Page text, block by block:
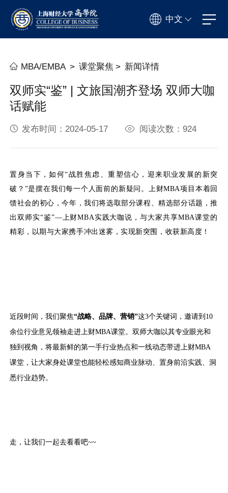
中文
MBA/EMBA > 课堂聚焦 > 新闻详情
双师实“鉴” | 文旅国潮齐登场 双师大咖
话赋能
发布时间：2024-05-17 阅读次数：924
置身当下，如何“战胜焦虑、重塑信心，迎来职业发展的新突
破？”是摆在我们每一个人面前的新疑问。上财MBA项目本着回
馈社会的初心，今年，我们将选取部分课程、精选部分话题，推
出双师实“鉴”—上财MBA实践大咖说，与大家共享MBA课堂的
精彩，以期与大家携手冲出迷雾，实现新突围，收获新高度！
近段时间，我们聚焦“战略、品牌、营销”这3个关键词，邀请到10
余位行业意见领袖走进上财MBA课堂。双师大咖以其专业眼光和
独到视角，将最新鲜的第一手行业热点和一线动态带进上财MBA
课堂，让大家身处课堂也能轻松感知商业脉动、置身前沿实践、洞
悉行业趋势。
走，让我们一起去看看吧~~